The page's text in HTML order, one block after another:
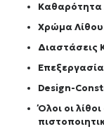
Καθαρότητα
Χρώμα
Διαστάσεις
Design-
Όλοι οι